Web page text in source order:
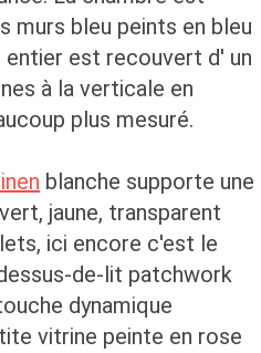
murs bleu peints en bleu
est recouvert d' un
à la verticale en
plus mesuré.
blanche supporte une
jaune, transparent
ici encore c'est le
de-lit patchwork
dynamique
vitrine peinte en rose